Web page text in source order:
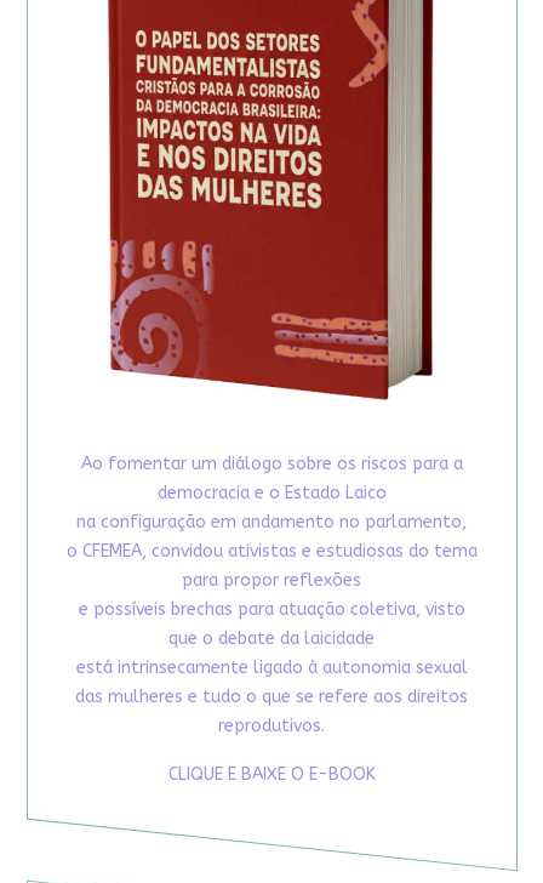
Ao fomentar um diálogo sobre os riscos para a
democracia e o Estado Laico
na configuração em andamento no parlamento,
o CFEMEA, convidou ativistas e estudiosas do tema
para propor reflexões
e possíveis brechas para atuação coletiva, visto
que o debate da laicidade
está intrinsecamente ligado à autonomia sexual
das mulheres e tudo o que se refere aos direitos
reprodutivos.
CLIQUE E BAIXE O E-BOOK